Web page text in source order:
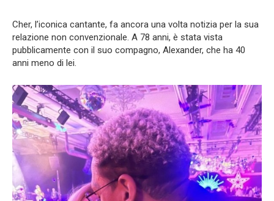
Cher, l’iconica cantante, fa ancora una volta notizia per la sua
relazione non convenzionale. A 78 anni, è stata vista
pubblicamente con il suo compagno, Alexander, che ha 40
anni meno di lei.